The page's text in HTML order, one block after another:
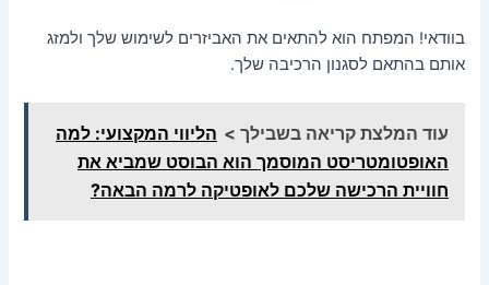
בוודאי! המפתח הוא להתאים את האביזרים לשימוש שלך ולמזג
אותם בהתאם לסגנון הרכיבה שלך.
עוד המלצת קריאה בשבילך > הליווי המקצועי: למה
האופטומטריסט המוסמך הוא הבוסט שמביא את
חוויית הרכישה שלכם לאופטיקה לרמה הבאה?